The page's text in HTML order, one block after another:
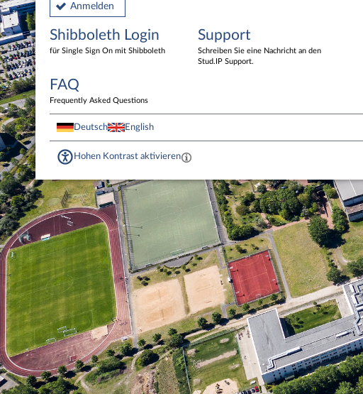
Anmelden
Shibboleth Login
für Single Sign On mit Shibboleth
Support
Schreiben Sie eine Nachricht an den
Stud.IP Support.
FAQ
Frequently Asked Questions
Deutsch English
Hohen Kontrast aktivieren